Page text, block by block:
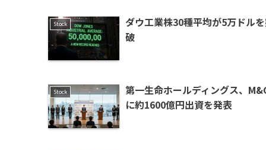
Stock
ダウ工業株30種平均が5万ドル
破
Stock
第一生命ホールディングス、
に約1600億円出資を発表